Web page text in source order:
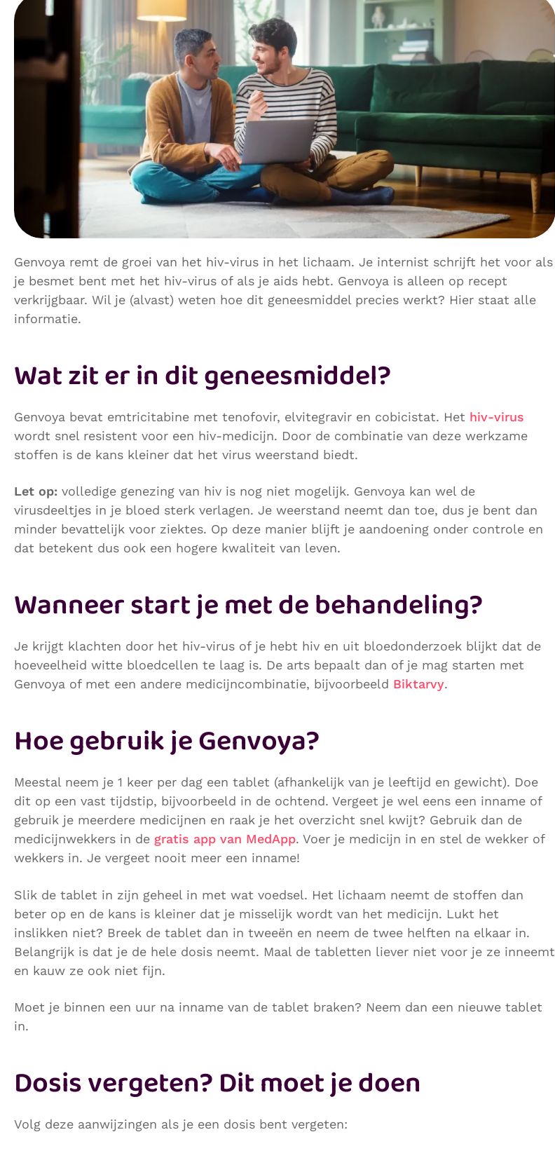
Genvoya remt de groei van het hiv-virus in het lichaam. Je internist schrijft het voor als
je besmet bent met het hiv-virus of als je aids hebt. Genvoya is alleen op recept
verkrijgbaar. Wil je (alvast) weten hoe dit geneesmiddel precies werkt? Hier staat alle
informatie.
Wat zit er in dit geneesmiddel?
Genvoya bevat emtricitabine met tenofovir, elvitegravir en cobicistat. Het hiv-virus
wordt snel resistent voor een hiv-medicijn. Door de combinatie van deze werkzame
stoffen is de kans kleiner dat het virus weerstand biedt.
Let op: volledige genezing van hiv is nog niet mogelijk. Genvoya kan wel de
virusdeeltjes in je bloed sterk verlagen. Je weerstand neemt dan toe, dus je bent dan
minder bevattelijk voor ziektes. Op deze manier blijft je aandoening onder controle en
dat betekent dus ook een hogere kwaliteit van leven.
Wanneer start je met de behandeling?
Je krijgt klachten door het hiv-virus of je hebt hiv en uit bloedonderzoek blijkt dat de
hoeveelheid witte bloedcellen te laag is. De arts bepaalt dan of je mag starten met
Genvoya of met een andere medicijncombinatie, bijvoorbeeld Biktarvy.
Hoe gebruik je Genvoya?
Meestal neem je 1 keer per dag een tablet (afhankelijk van je leeftijd en gewicht). Doe
dit op een vast tijdstip, bijvoorbeeld in de ochtend. Vergeet je wel eens een inname of
gebruik je meerdere medicijnen en raak je het overzicht snel kwijt? Gebruik dan de
medicijnwekkers in de gratis app van MedApp. Voer je medicijn in en stel de wekker of
wekkers in. Je vergeet nooit meer een inname!
Slik de tablet in zijn geheel in met wat voedsel. Het lichaam neemt de stoffen dan
beter op en de kans is kleiner dat je misselijk wordt van het medicijn. Lukt het
inslikken niet? Breek de tablet dan in tweeën en neem de twee helften na elkaar in.
Belangrijk is dat je de hele dosis neemt. Maal de tabletten liever niet voor je ze inneemt
en kauw ze ook niet fijn.
Moet je binnen een uur na inname van de tablet braken? Neem dan een nieuwe tablet
in.
Dosis vergeten? Dit moet je doen
Volg deze aanwijzingen als je een dosis bent vergeten: